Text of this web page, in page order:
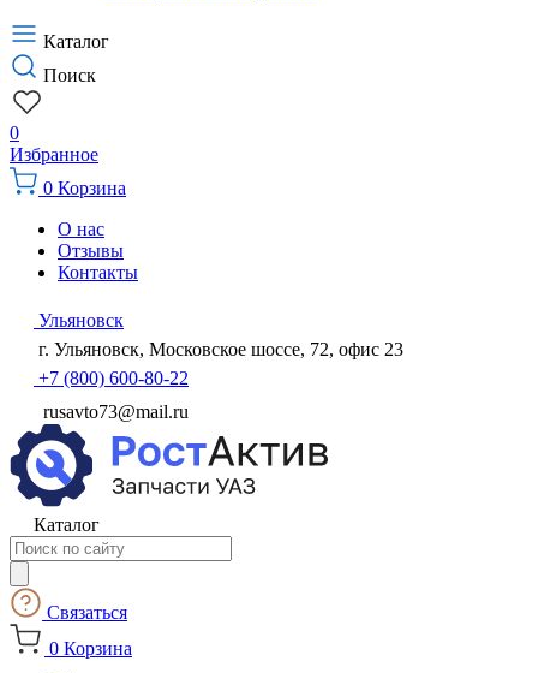
Каталог
Поиск
0
Избранное
0 Корзина
О нас
Отзывы
Контакты
Ульяновск
г. Ульяновск, Московское шоссе, 72, офис 23
+7 (800) 600-80-22
rusavto73@mail.ru
Каталог
Поиск
товаров
Связаться
0 Корзина